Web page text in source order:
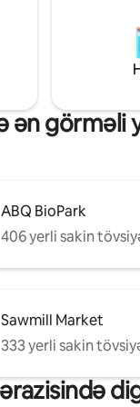
görməli
ABQ BioPark
406 yerli sakin
Sawmill Market
333 yerli sakin